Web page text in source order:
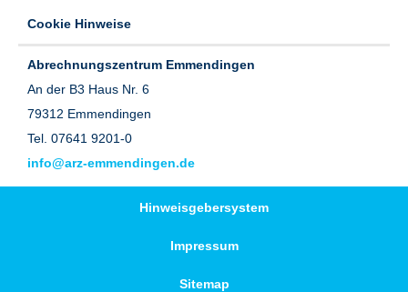
Cookie Hinweise
Abrechnungszentrum Emmendingen
An der B3 Haus Nr. 6
79312 Emmendingen
Tel. 07641 9201-0
info@arz-emmendingen.de
Hinweisgebersystem
Impressum
Sitemap